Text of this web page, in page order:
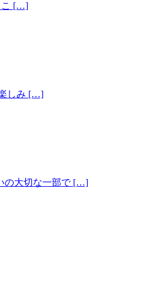
こ […]
しみ […]
の大切な一部で […]